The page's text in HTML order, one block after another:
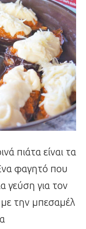
πιάτα είναι τα
φαγητό που
γεύση για τον
με την μπεσαμέλ